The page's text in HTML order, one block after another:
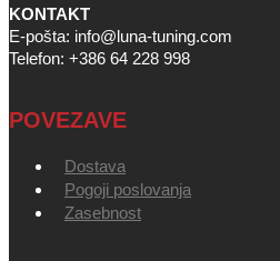
KONTAKT
E-pošta: info@luna-tuning.com
Telefon: +386 64 228 998
POVEZAVE
Dostava
Pogoji poslovanja
Zasebnost